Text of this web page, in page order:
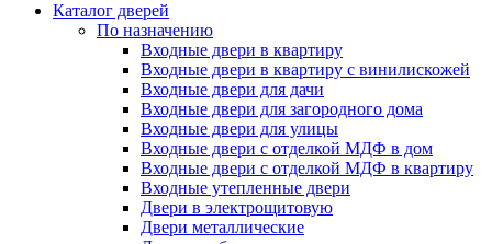
Каталог дверей
По назначению
Входные двери в квартиру
Входные двери в квартиру с винилискожей
Входные двери для дачи
Входные двери для загородного дома
Входные двери для улицы
Входные двери с отделкой МДФ в дом
Входные двери с отделкой МДФ в квартиру
Входные утепленные двери
Двери в электрощитовую
Двери металлические